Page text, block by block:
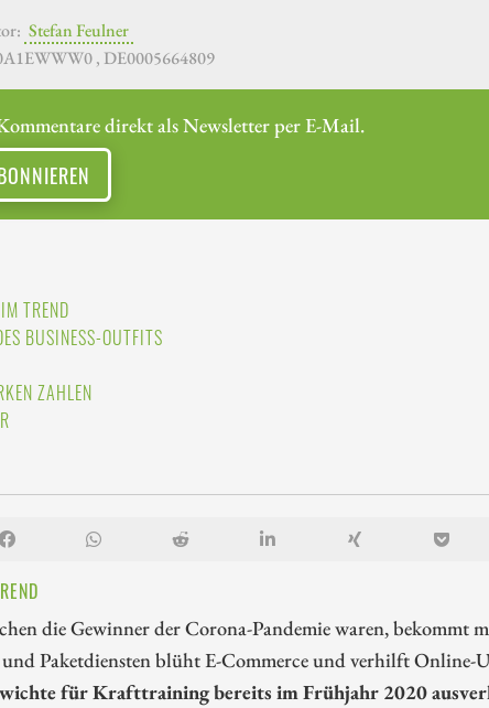
Stefan Feulner
, DE0005664809
direkt als Newsletter per E-Mail.
TREND
BUSINESS-OUTFITS
ZAHLEN
die Gewinner der Corona-Pandemie waren, bekommt
Paketdiensten blüht E-Commerce und verhilft Online-
für Krafttraining bereits im Frühjahr 2020